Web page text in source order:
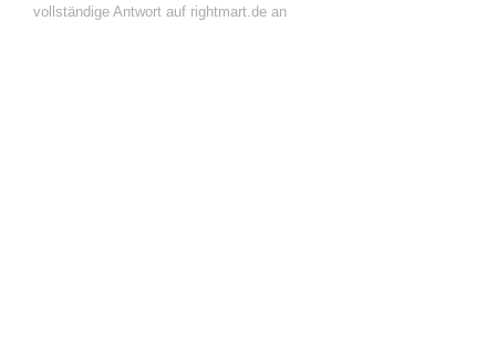
vollständige Antwort auf rightmart.de an